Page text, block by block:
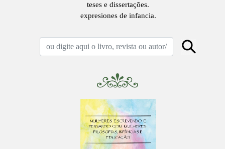
teses e dissertações.
expresiones de infancia.